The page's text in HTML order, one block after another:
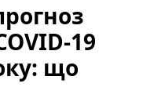
19
що